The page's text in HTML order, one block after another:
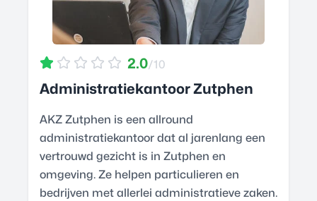
2.0/10
Administratiekantoor Zutphen
AKZ Zutphen is een allround
administratiekantoor dat al jarenlang een
vertrouwd gezicht is in Zutphen en
omgeving. Ze helpen particulieren en
bedrijven met allerlei administratieve zaken.